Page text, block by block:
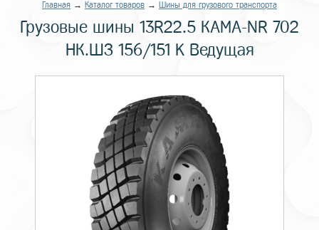
Главная → Каталог товаров → Шины для грузового транспорта
Грузовые шины 13R22.5 КАМА-NR 702
НК.ШЗ 156/151 K Ведущая